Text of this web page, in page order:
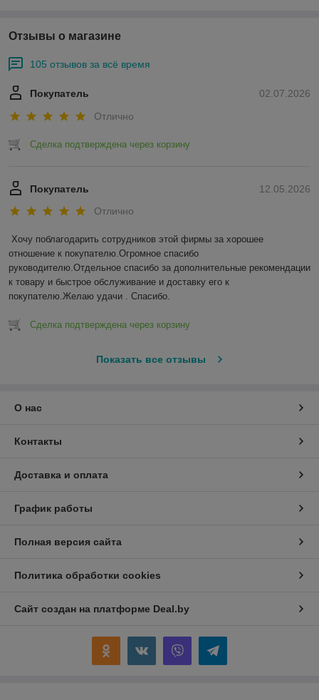
Отзывы о магазине
105 отзывов за всё время
02.07.2026
Покупатель
Отлично
Сделка подтверждена через корзину
12.05.2026
Покупатель
Отлично
Хочу поблагодарить сотрудников этой фирмы за хорошее
отношение к покупателю.Огромное спасибо
руководителю.Отдельное спасибо за дополнительные рекомендации
к товару и быстрое обслуживание и доставку его к
покупателю.Желаю удачи . Спасибо.
Сделка подтверждена через корзину
Показать все отзывы
О нас
Контакты
Доставка и оплата
График работы
Полная версия сайта
Политика обработки cookies
Сайт создан на платформе Deal.by